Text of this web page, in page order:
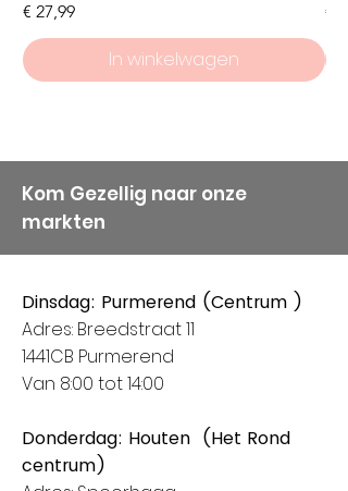
weten dat service en
kwaliteit bij ons hoog in het
vaandel staan, vandaar
Prijs
€ 27,99
In winkelwagen
Prijs
€
Kom Gezellig naar onze
markten
Dinsdag: Purmerend (Centrum )
Adres: Breedstraat 11
1441CB Purmerend
Van 8:00 tot 14:00
Donderdag: Houten (Het Rond
centrum)